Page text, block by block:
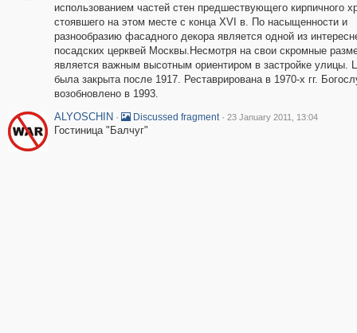
использованием частей стен предшествующего кирпичного
стоявшего на этом месте с конца XVI в. По насыщенности и
разнообразию фасадного декора является одной из
посадских церквей Москвы.Несмотря на свои скромные
является важным высотным ориентиром в застройке улицы.
была закрыта после 1917. Реставрирована в 1970-х гг.
возобновлено в 1993.
ALYOSCHIN · Discussed fragment · 23 January 2011, 13:04
Гостиница "Балчуг"